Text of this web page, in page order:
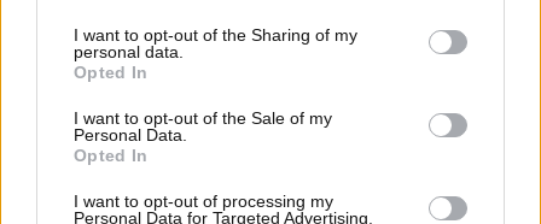
I want to opt-out of the Sharing of my
personal data.
Opted In
I want to opt-out of the Sale of my
Personal Data.
Opted In
I want to opt-out of processing my
Personal Data for Targeted Advertising.
tedesca, ancora in fase sperimentale all’epoca.